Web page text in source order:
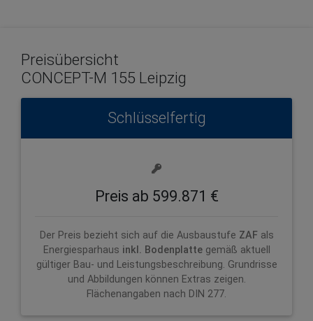
Preisübersicht
CONCEPT-M 155 Leipzig
Schlüsselfertig
Preis ab 599.871 €
Der Preis bezieht sich auf die Ausbaustufe ZAFals
Energiesparhaus inkl. Bodenplattegemäß aktuell
gültiger Bau- und Leistungsbeschreibung. Grundrisse
und Abbildungen können Extras zeigen.
Flächenangaben nach DIN 277.